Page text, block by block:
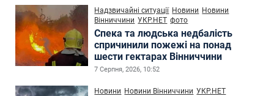
Надзвичайні ситуації Новини Новини
Вінниччини УКР.НЕТ фото
Спека та людська недбалість
спричинили пожежі на понад
шести гектарах Вінниччини
7 Серпня, 2026, 10:52
Новини Новини Вінниччини УКР.НЕТ